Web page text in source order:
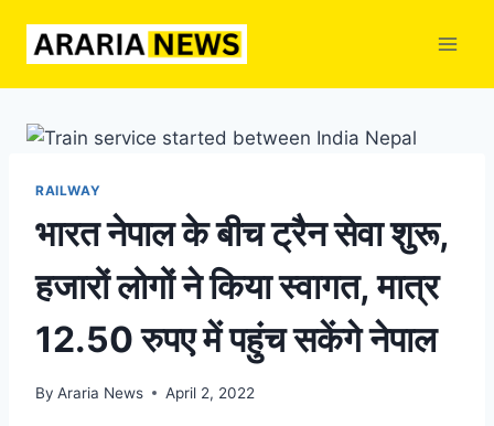
RAILWAY
भारत नेपाल के बीच ट्रैन सेवा शुरू,
हजारों लोगों ने किया स्वागत, मात्र
12.50 रुपए में पहुंच सकेंगे नेपाल
By Araria News April 2, 2022